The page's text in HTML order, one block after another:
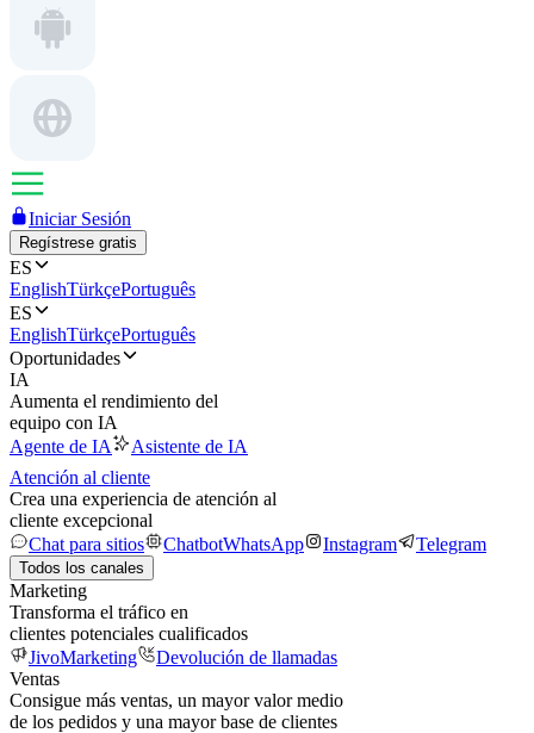
Iniciar Sesión
Regístrese gratis
ES
EnglishTürkçePortuguês
ES
EnglishTürkçePortuguês
Oportunidades
IA
Aumenta el rendimiento del
equipo con IA
Agente de IA
Asistente de IA
Atención al cliente
Crea una experiencia de atención al
cliente excepcional
Chat para sitios
ChatbotWhatsApp Instagram Telegram
Todos los canales
Marketing
Transforma el tráfico en
clientes potenciales cualificados
JivoMarketing
Devolución de llamadas
Ventas
Consigue más ventas, un mayor valor medio
de los pedidos y una mayor base de clientes